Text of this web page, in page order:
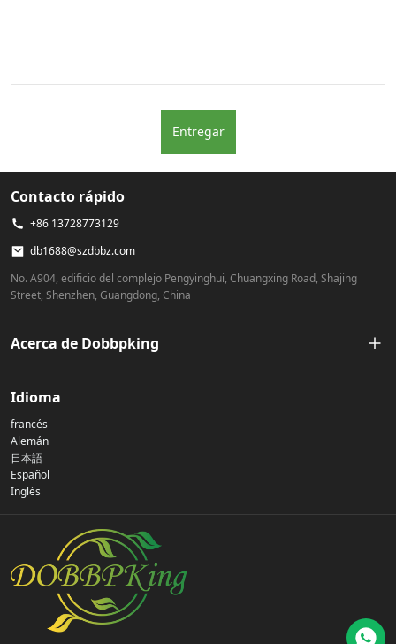
Entregar
Contacto rápido
+86 13728773129
db1688@szdbbz.com
No. A904, edificio del complejo Pengyinghui, Chuangxing Road, Shajing
Street, Shenzhen, Guangdong, China
Acerca de Dobbpking
Nuestra historia
Política de privacidad
Contáctenos
Idioma
francés
Alemán
日本語
Español
Inglés